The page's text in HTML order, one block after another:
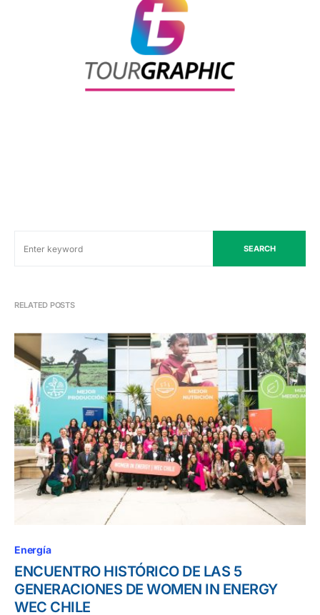
SEARCH
RELATED POSTS
Energía
ENCUENTRO HISTÓRICO DE LAS 5
GENERACIONES DE WOMEN IN ENERGY
WEC CHILE